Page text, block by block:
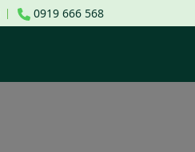
0919 666 568